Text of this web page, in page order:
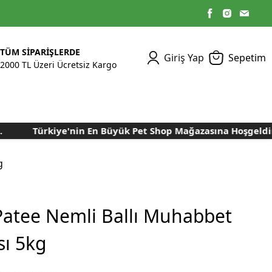
TÜM SİPARİŞLERDE
2000 TL Üzeri Ücretsiz Kargo
Giriş Yap Sepetim
Kümes Ekipmanları
Makineleri
Nem Alma Makineleri
Nem ve Isı Ölçer
Cihazları
Kuluçka Malzemeleri
Kedi Yaş Mamaları
Bakım Sağlık
Tasmalar
Bakım Sağlık
Tavşan Yemleri
Türkiye'nin En Büyük Pet Shop Mağazasına Hoşgeldiniz..
Nemli Ballı Muhabbet
5kg